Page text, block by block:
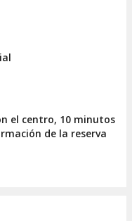
el centro, 10 minutos
de la reserva